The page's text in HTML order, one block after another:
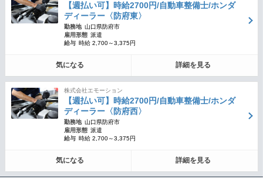
【週払い可】時給2700円/自動車整備士/ホンダ
ディーラー〈防府東〉
勤務地 山口県防府市
雇用形態 派遣
給与 時給 2,700～3,375円
気になる 詳細を見る
株式会社エモーション
【週払い可】時給2700円/自動車整備士/ホンダ
ディーラー〈防府西〉
勤務地 山口県防府市
雇用形態 派遣
給与 時給 2,700～3,375円
気になる 詳細を見る